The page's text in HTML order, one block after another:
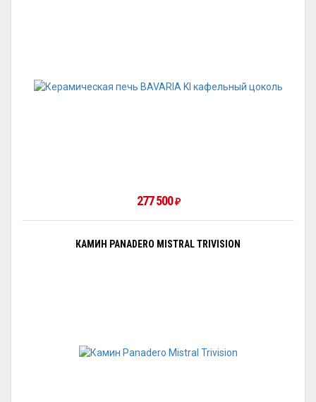
277 500 ₽
КАМИН PANADERO MISTRAL TRIVISION